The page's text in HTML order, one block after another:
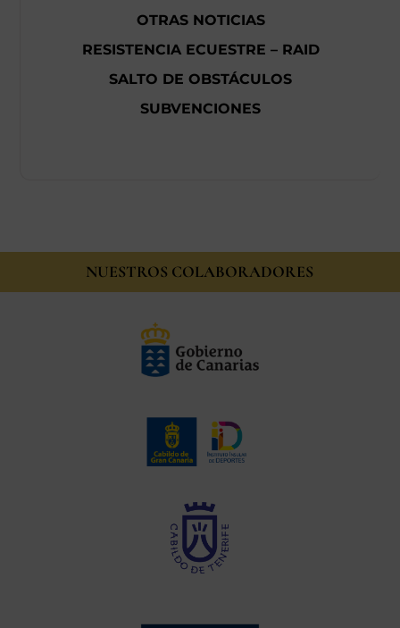
OTRAS NOTICIAS
RESISTENCIA ECUESTRE – RAID
SALTO DE OBSTÁCULOS
SUBVENCIONES
NUESTROS COLABORADORES